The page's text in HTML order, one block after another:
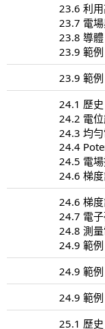
23.6 利
23.7 電
23.8 導體
23.9 範例
23.9 範例
24.1 歷史
24.2 電
24.3 均
24.4
24.5 電
24.6 梯
24.6 梯
24.7 電
24.8 測
24.9 範例
24.9 範例
24.9 範例
25.1 歷史